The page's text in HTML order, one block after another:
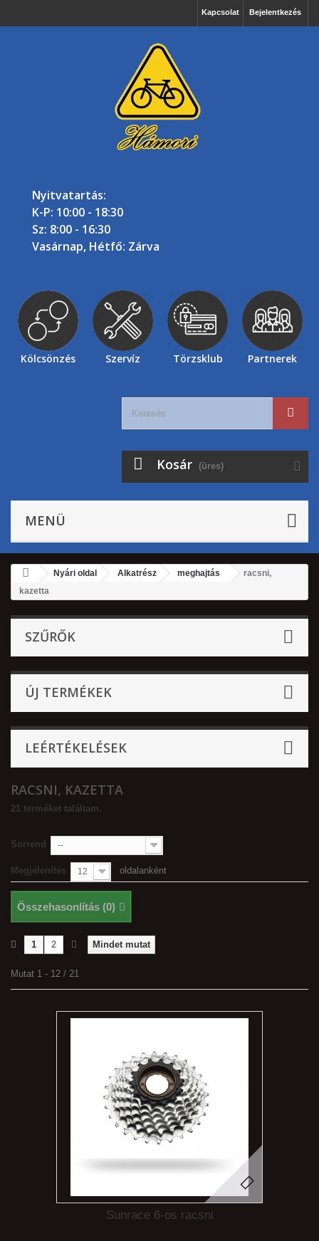
Bejelentkezés
Kapcsolat
Nyitvatartás:
K-P: 10:00 - 18:30
Sz: 8:00 - 16:30
Vasárnap, Hétfő: Zárva
Kölcsönzés Szervíz Törzsklub Partnerek
Kosár (üres)
MENÜ
Nyári oldal Alkatrész meghajtás
racsni,
kazetta
SZŰRŐK
ÚJ TERMÉKEK
LEÉRTÉKELÉSEK
RACSNI, KAZETTA
21 terméket találtam.
Sorrend --
Megjelenítés 12 oldalanként
Összehasonlítás (0)
Mindet mutat
1 2
Mutat 1 - 12 / 21
Sunrace 6-os racsni